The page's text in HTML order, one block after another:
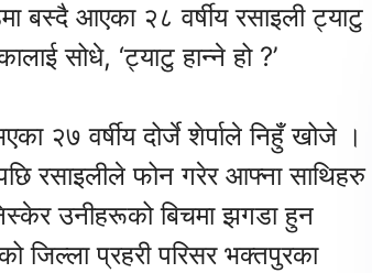
बस्दै आएका २८ वर्षीय रसाइली ट्याटु
सोधे, ‘ट्याटु हान्ने हो ?’
२७ वर्षीय दोर्जे शेर्पाले निहुँ खोजे ।
रसाइलीले फोन गरेर आफ्ना साथिहरु
उनीहरूको बिचमा झगडा हुन
जिल्ला प्रहरी परिसर भक्तपुरका